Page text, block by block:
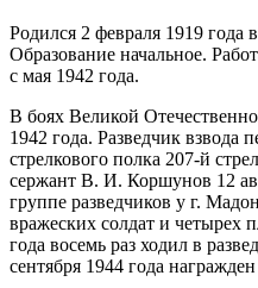
Родился 2 февраля 1919 года
Образование начальное.
с мая 1942 года.
В боях Великой
1942 года. Разведчик взвода
стрелкового полка 207-й
сержант В. И. Коршунов 12
группе разведчиков у г.
вражеских солдат и четырех
года восемь раз ходил в
сентября 1944 года